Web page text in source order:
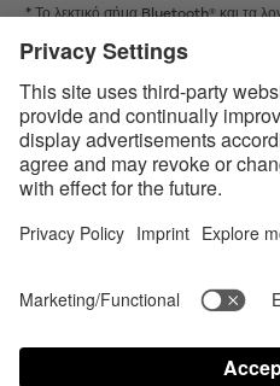
* Το λεκτικό σήμα Bluetooth® και τα
Bluetooth SIG, Inc. και η χρήση
Το Apple, το λογότυπο Apple και το
Apple Inc. Το Google Play και το
σήματα της